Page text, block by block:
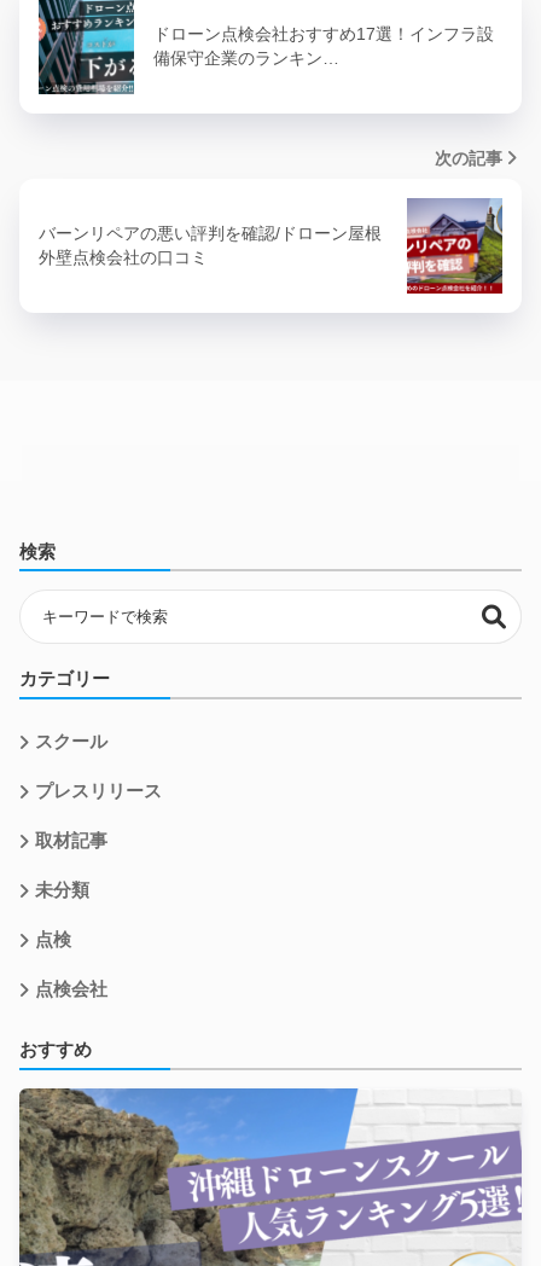
ドローン点検会社おすすめ17選！インフラ設
備保守企業のランキン…
次の記事
バーンリペアの悪い評判を確認/ドローン屋根
外壁点検会社の口コミ
検索
カテゴリー
スクール
プレスリリース
取材記事
未分類
点検
点検会社
おすすめ